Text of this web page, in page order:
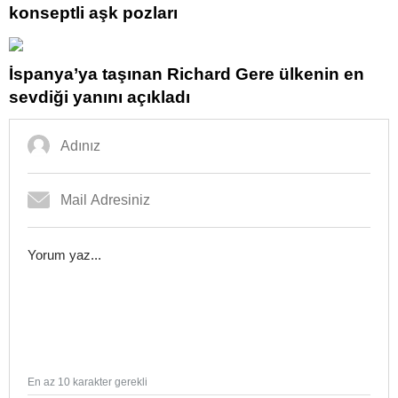
konseptli aşk pozları
İspanya’ya taşınan Richard Gere ülkenin en
sevdiği yanını açıkladı
En az 10 karakter gerekli